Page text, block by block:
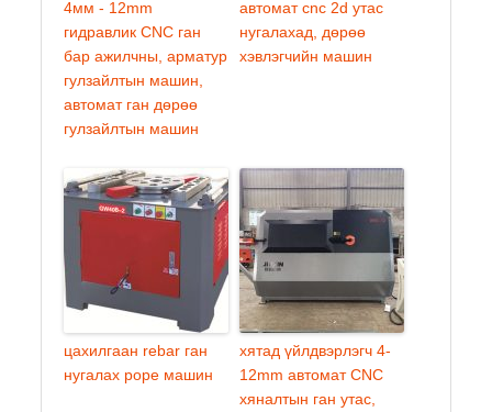
4мм - 12mm
гидравлик CNC ган
бар ажилчны, арматур
гулзайлтын машин,
автомат ган дөрөө
гулзайлтын машин
автомат cnc 2d утас
нугалахад, дөрөө
хэвлэгчийн машин
цахилгаан rebar ган
нугалах pope машин
хятад үйлдвэрлэгч 4-
12mm автомат CNC
хяналтын ган утас,